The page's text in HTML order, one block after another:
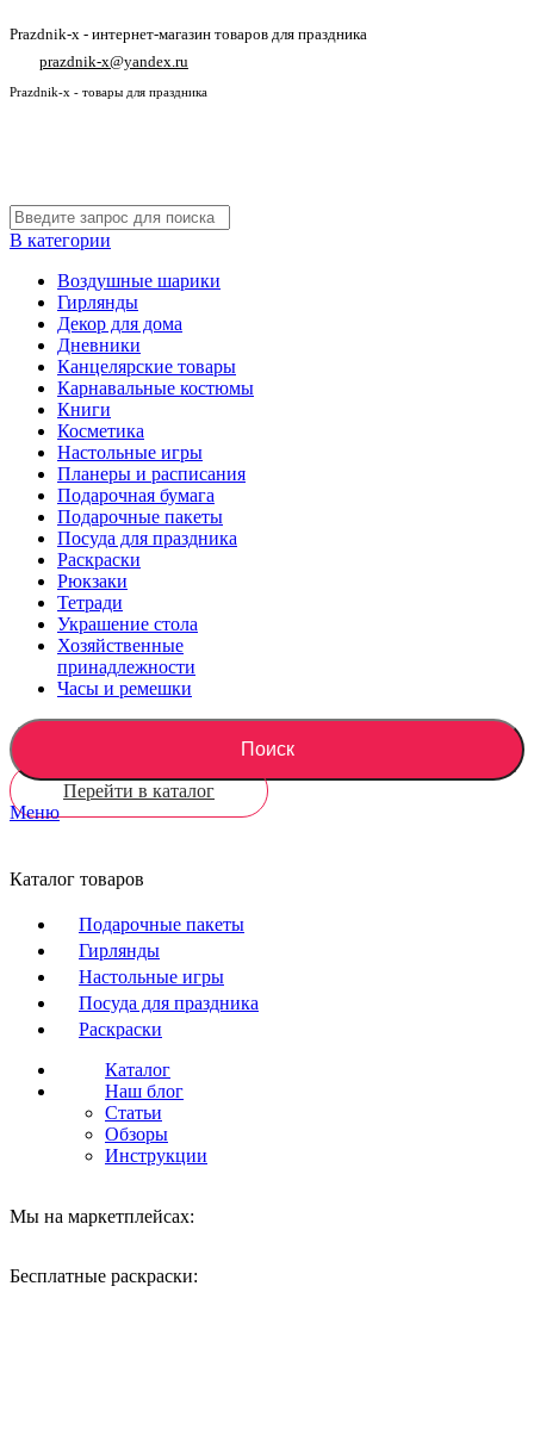
Prazdnik-x - интернет-магазин товаров для праздника
prazdnik-x@yandex.ru
Prazdnik-x - товары для праздника
В категории
Воздушные шарики
Гирлянды
Декор для дома
Дневники
Канцелярские товары
Карнавальные костюмы
Книги
Косметика
Настольные игры
Планеры и расписания
Подарочная бумага
Подарочные пакеты
Посуда для праздника
Раскраски
Рюкзаки
Тетради
Украшение стола
Хозяйственные
принадлежности
Часы и ремешки
Поиск
Перейти в каталог
Меню
Каталог товаров
Подарочные пакеты
Гирлянды
Настольные игры
Посуда для праздника
Раскраски
Каталог
Наш блог
Статьи
Обзоры
Инструкции
Мы на маркетплейсах:
Бесплатные раскраски: